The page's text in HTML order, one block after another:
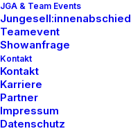
JGA & Team Events
Jungesell:innenabschied
Teamevent
Showanfrage
Kontakt
Kontakt
Karriere
Partner
Impressum
Datenschutz